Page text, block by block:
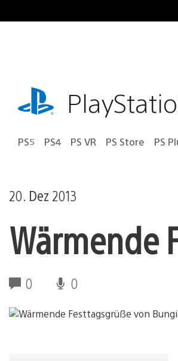
Inhalt
playstation.com
PS5 PS4 PS VR PS Store PS
20. Dez 2013
Wärmende
0 0